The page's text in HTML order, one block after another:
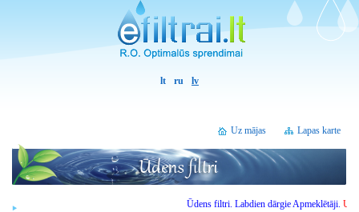
lt ru lv
Lapas karte
Uz mājas
Ūdens filtri. Labdien dārgie Apmeklētāji.